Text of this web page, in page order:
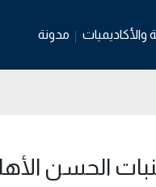
والأكاديميات مدونة
الحسن